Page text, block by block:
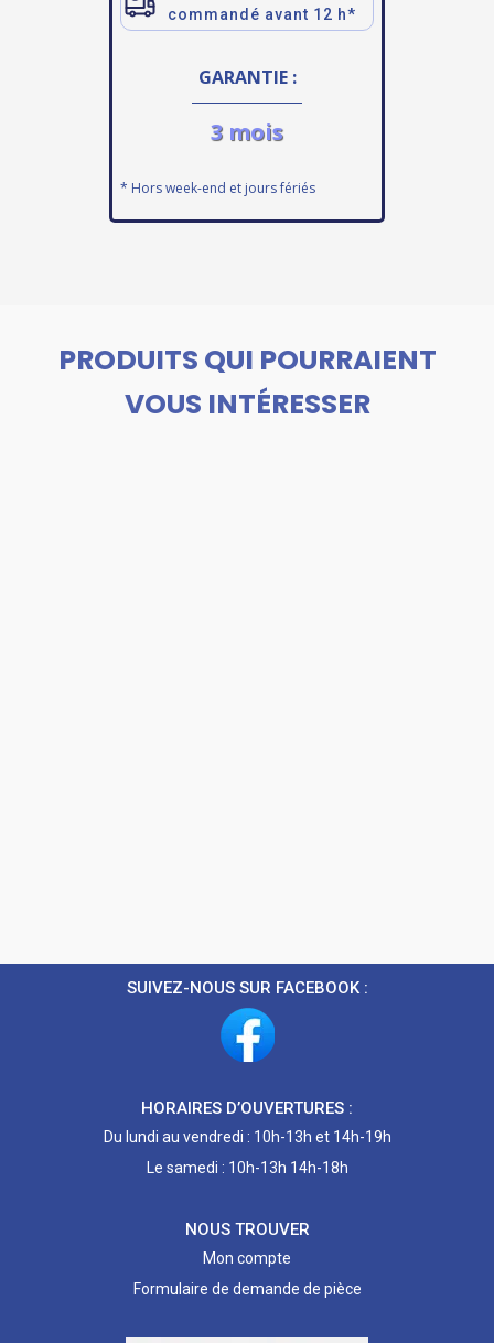
commandé avant 12 h*
GARANTIE :
3 mois
* Hors week-end et jours fériés
PRODUITS QUI POURRAIENT
VOUS INTÉRESSER
SUIVEZ-NOUS SUR FACEBOOK :
HORAIRES D’OUVERTURES :
Du lundi au vendredi : 10h-13h et 14h-19h
Le samedi : 10h-13h 14h-18h
NOUS TROUVER
Mon compte
Formulaire de demande de pièce